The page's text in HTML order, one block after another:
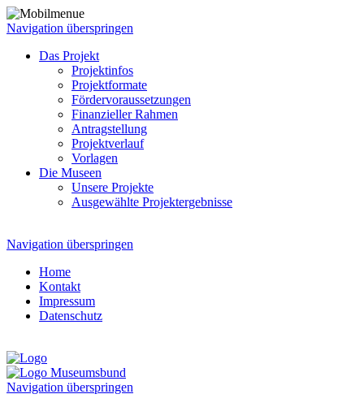
Navigation überspringen
Das Projekt
Projektinfos
Projektformate
Fördervoraussetzungen
Finanzieller Rahmen
Antragstellung
Projektverlauf
Vorlagen
Die Museen
Unsere Projekte
Ausgewählte Projektergebnisse
Navigation überspringen
Home
Kontakt
Impressum
Datenschutz
Navigation überspringen